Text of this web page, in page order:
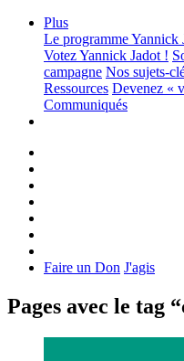
Plus
Le programmeYannick
Votez Yannick Jadot !
campagne Nos sujets-
Ressources Devenez «
Communiqués
Faire un Don J'agis
Pages avec le tag